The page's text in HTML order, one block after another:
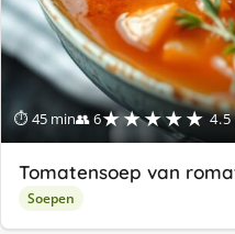
⏱ 45 min👥 6★★★★★
Tomatensoep van
Soepen